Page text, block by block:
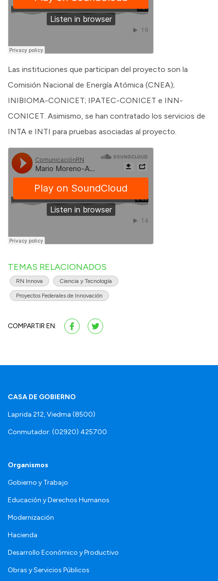
Las instituciones que participan del proyecto son la
Comisión Nacional de Energía Atómica (CNEA);
INIBIOMA-CONICET; IPATEC-CONICET e INN-
CONICET. Asimismo, se han contratado los servicios de
INTA e INTI para pruebas asociadas al proyecto.
TEMAS RELACIONADOS
RN Innova Ciencia y Tecnología
Proyectos Federales de Innovación
COMPARTIR EN:
CASA DE GOBIERNO
Laprida 212, Viedma (8500)
Conmutador: (02920) 425700
Organismos
Gobierno y Trabajo
Educación y Derechos Humanos
Modernización
Hacienda
Desarrollo Económico y Productivo
Obras y Servicios Públicos